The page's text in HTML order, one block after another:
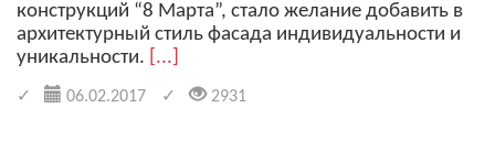
конструкций “8 Марта”, стало желание добавить в
архитектурный стиль фасада индивидуальности и
уникальности.
[...]
06.02.2017 2931